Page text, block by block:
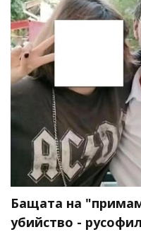
Бащата на
убийство -